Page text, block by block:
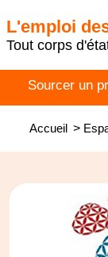
L'emploi
Tout corps
Sourcer un
Accueil >